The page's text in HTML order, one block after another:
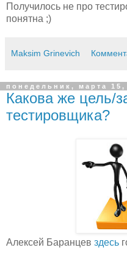
Получилось не про
понятна ;)
Maksim Grinevich
понедельник, марта 15,
Какова же цель/
тестировщика?
Алексей Баранцев здесь